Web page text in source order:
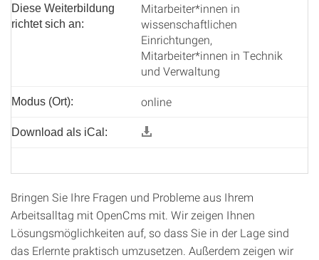
Diese Weiterbildung
richtet sich an:
Mitarbeiter*innen in
wissenschaftlichen
Einrichtungen,
Mitarbeiter*innen in Technik
und Verwaltung
Modus (Ort): online
Download als iCal:
Bringen Sie Ihre Fragen und Probleme aus Ihrem
Arbeitsalltag mit OpenCms mit. Wir zeigen Ihnen
Lösungsmöglichkeiten auf, so dass Sie in der Lage sind
das Erlernte praktisch umzusetzen. Außerdem zeigen wir